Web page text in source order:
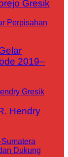
Gresik
2019–
Hendry